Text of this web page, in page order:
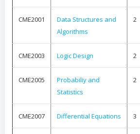
CME2001
Data Structures and
Algorithms
2
CME2003 Logic Design 2
CME2005
Probabiliy and
Statistics
2
CME2007 Differential Equations 3